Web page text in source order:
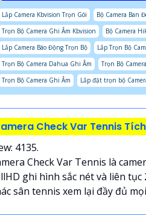
Lắp Camera Kbvision Trọn Gói
Bộ Camera Ban
Trọn Bộ Camera Ghi Âm Kbvision
Bộ Camera
Lắp Camera Báo Động Trọn Bộ
Lắp Trọn Bộ
Trọn Bộ Camera Dahua Ghi Âm
Trọn Bộ
Trọn Bộ Camera Ghi Âm
Lắp đặt trọn bộ
Check Var Tennis
4135.
Check Var Tennis là
ghi hình sắc nét và liên
sân tennis xem lại đầy đủ